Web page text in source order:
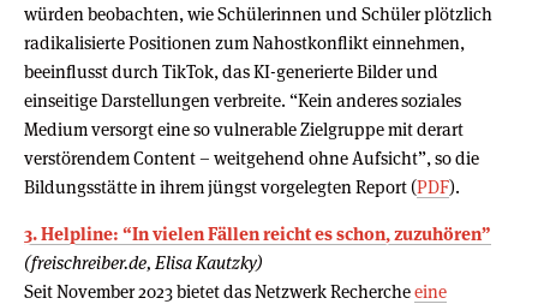
würden beobachten, wie Schülerinnen und Schüler plötzlich
radikalisierte Positionen zum Nahostkonflikt einnehmen,
beeinflusst durch TikTok, das KI-generierte Bilder und
einseitige Darstellungen verbreite. “Kein anderes soziales
Medium versorgt eine so vulnerable Zielgruppe mit derart
verstörendem Content – weitgehend ohne Aufsicht”, so die
Bildungsstätte in ihrem jüngst vorgelegten Report (PDF).
3. Helpline: “In vielen Fällen reicht es schon, zuzuhören”
(freischreiber.de, Elisa Kautzky)
Seit November 2023 bietet das Netzwerk Rechercheeine